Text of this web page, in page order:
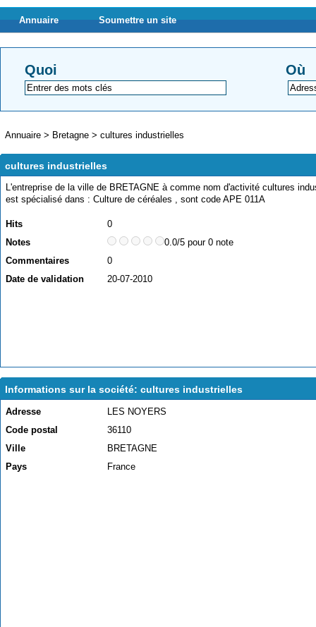
Annuaire Soumettre un site
Quoi Où
Annuaire > Bretagne > cultures industrielles
cultures industrielles
L'entreprise de la ville de BRETAGNE à comme nom d'activité cultures
est spécialisé dans : Culture de céréales , sont code APE 011A
Hits
0
Notes
0.0/5 pour 0 note
Commentaires
0
Date de validation
20-07-2010
Informations sur la société: cultures industrielles
Adresse
LES NOYERS
Code postal
36110
Ville
BRETAGNE
Pays
France